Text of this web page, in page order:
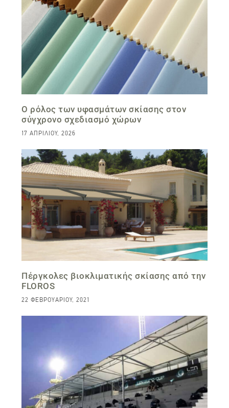
Ο ρόλος των υφασμάτων σκίασης στον
σύγχρονο σχεδιασμό χώρων
17 ΑΠΡΙΛΊΟΥ, 2026
Πέργκολες βιοκλιματικής σκίασης από την
FLOROS
22 ΦΕΒΡΟΥΑΡΊΟΥ, 2021